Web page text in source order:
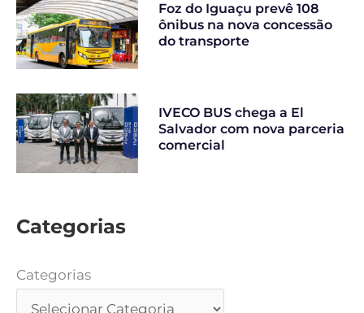
Foz do Iguaçu prevê 108
ônibus na nova concessão
do transporte
IVECO BUS chega a El
Salvador com nova parceria
comercial
Categorias
Categorias